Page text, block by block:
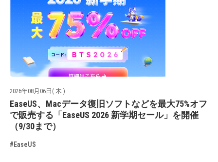
2026年08月06日( 木 )
EaseUS、Macデータ復旧ソフトなどを最大75%オフ
で販売する「EaseUS 2026 新学期セール」を開催
（9/30まで）
#EaseUS